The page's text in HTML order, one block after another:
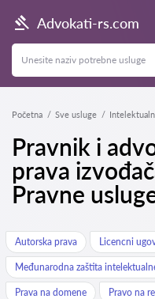
Advokati-rs.com
Početna Sve usluge
Pravnik i
prava
Pravne
Autorska prava Licencni
Međunarodna zaštita
Prava na domene Pravo na